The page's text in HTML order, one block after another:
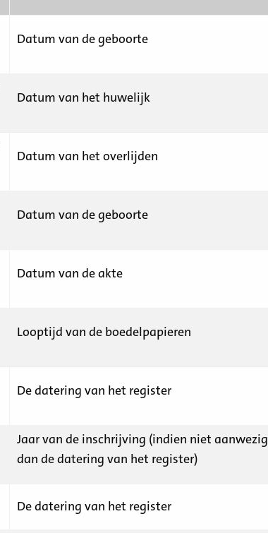
Datum van de geboorte
Datum van het huwelijk
Datum van het overlijden
Datum van de geboorte
Datum van de akte
Looptijd van de boedelpapieren
De datering van het register
Jaar van de inschrijving (indien niet aanwezig
dan de datering van het register)
De datering van het register